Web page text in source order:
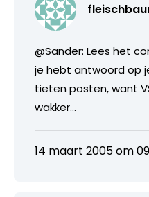
@Sander: Lees het
je hebt antwoord op
tieten posten, want
wakker…
14 maart 2005 om